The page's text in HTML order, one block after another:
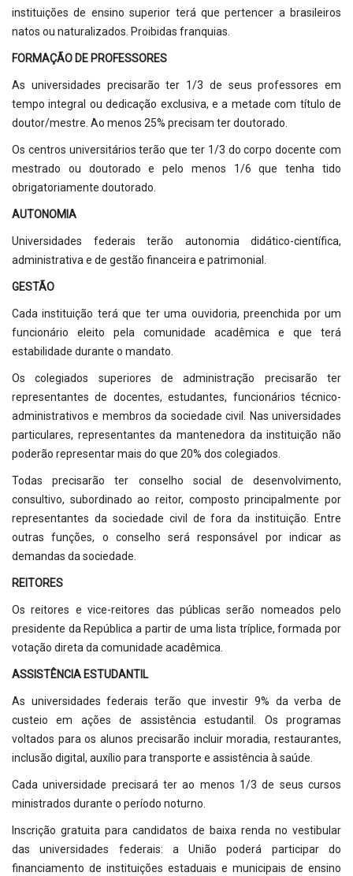
instituições de ensino superior terá que pertencer a brasileiros
natos ou naturalizados. Proibidas franquias.
FORMAÇÃO DE PROFESSORES
As universidades precisarão ter 1/3 de seus professores em
tempo integral ou dedicação exclusiva, e a metade com título de
doutor/mestre. Ao menos 25% precisam ter doutorado.
Os centros universitários terão que ter 1/3 do corpo docente com
mestrado ou doutorado e pelo menos 1/6 que tenha tido
obrigatoriamente doutorado.
AUTONOMIA
Universidades federais terão autonomia didático-científica,
administrativa e de gestão financeira e patrimonial.
GESTÃO
Cada instituição terá que ter uma ouvidoria, preenchida por um
funcionário eleito pela comunidade acadêmica e que terá
estabilidade durante o mandato.
Os colegiados superiores de administração precisarão ter
representantes de docentes, estudantes, funcionários técnico-
administrativos e membros da sociedade civil. Nas universidades
particulares, representantes da mantenedora da instituição não
poderão representar mais do que 20% dos colegiados.
Todas precisarão ter conselho social de desenvolvimento,
consultivo, subordinado ao reitor, composto principalmente por
representantes da sociedade civil de fora da instituição. Entre
outras funções, o conselho será responsável por indicar as
demandas da sociedade.
REITORES
Os reitores e vice-reitores das públicas serão nomeados pelo
presidente da República a partir de uma lista tríplice, formada por
votação direta da comunidade acadêmica.
ASSISTÊNCIA ESTUDANTIL
As universidades federais terão que investir 9% da verba de
custeio em ações de assistência estudantil. Os programas
voltados para os alunos precisarão incluir moradia, restaurantes,
inclusão digital, auxílio para transporte e assistência à saúde.
Cada universidade precisará ter ao menos 1/3 de seus cursos
ministrados durante o período noturno.
Inscrição gratuita para candidatos de baixa renda no vestibular
das universidades federais: a União poderá participar do
financiamento de instituições estaduais e municipais de ensino